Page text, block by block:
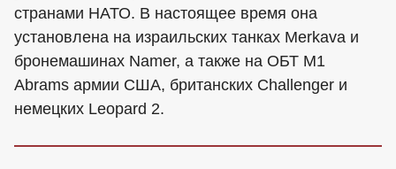
странами НАТО. В настоящее время она
установлена на израильских танках Merkava и
бронемашинах Namer, а также на ОБТ M1
Abrams армии США, британских Challenger и
немецких Leopard 2.